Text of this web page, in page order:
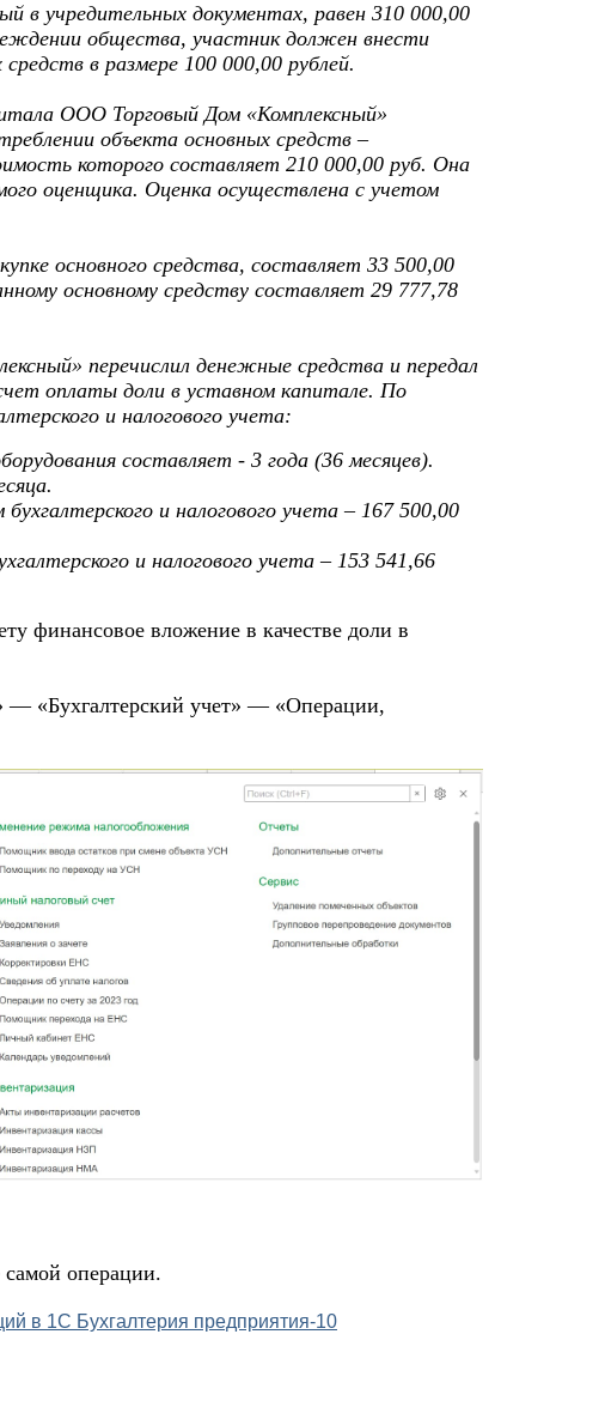
в учредительных документах, равен 310 000,00
общества, участник должен внести
в размере 100 000,00 рублей.
ООО Торговый Дом «Комплексный»
объекта основных средств –
которого составляет 210 000,00 руб. Она
оценщика. Оценка осуществлена с учетом
основного средства, составляет 33 500,00
основному средству составляет 29 777,78
перечислил денежные средства и передал
оплаты доли в уставном капитале. По
и налогового учета:
составляет - 3 года (36 месяцев).
и налогового учета – 167 500,00
и налогового учета – 153 541,66
финансовое вложение в качестве доли в
— «Бухгалтерский учет» — «Операции,
операции.